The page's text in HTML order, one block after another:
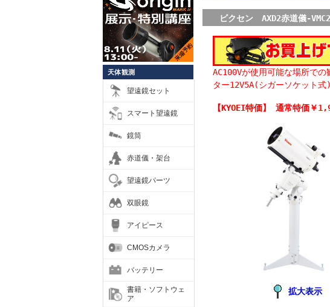
天体観測
望遠鏡セット
スマート望遠鏡
鏡筒
赤道儀・架台
望遠鏡パーツ
双眼鏡
アイピース
CMOSカメラ
バッテリー
書籍・ソフトウェ
ア
ビクセン AXD2赤道儀-
AC100Vが使用可能な場所で
ター12V5A(シガーソケット
【KYOEI特価】 通常特価￥
拡大表示